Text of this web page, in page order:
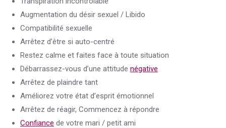
Augmentation du désir sexuel / Libido
Compatibilité sexuelle
Arrêtez d’être si auto-centré
Restez calme et faites face à toute situation
Débarrassez-vous d’une attitude négative
Arrêtez de plaindre tant
Améliorez votre état d’esprit émotionnel
Arrêtez de réagir, Commencez à répondre
Confiance de votre mari / petit ami